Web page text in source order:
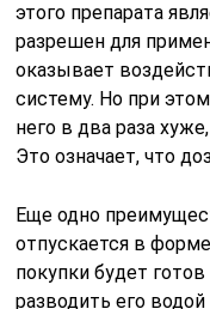
этого препарата
разрешен для
оказывает
систему. Но при
него в два раза
Это означает, что
Еще одно
отпускается в
покупки будет
разводить его